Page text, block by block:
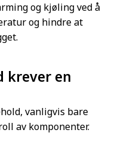
og kjøling ved å
og hindre at
krever en
vanligvis bare
av komponenter.